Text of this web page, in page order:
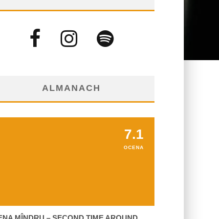
ALMANACH
7.1
OCENA